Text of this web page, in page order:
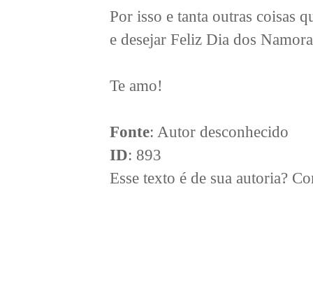
Por isso e tanta outras coisas
e desejar Feliz Dia dos
Te amo!
Fonte: Autor desconhecido
ID: 893
Esse texto é de sua autoria?